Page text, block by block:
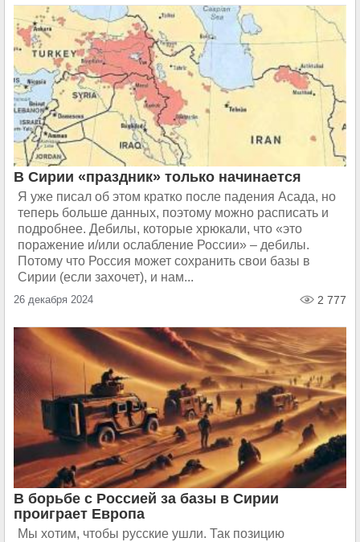
В Сирии «праздник» только начинается
Я уже писал об этом кратко после падения Асада, но
теперь больше данных, поэтому можно расписать и
подробнее. Дебилы, которые хрюкали, что «это
поражение и/или ослабление России» – дебилы.
Потому что Россия может сохранить свои базы в
Сирии (если захочет), и нам...
26 декабря 2024 2 777
В борьбе с Россией за базы в Сирии
проиграет Европа
Мы хотим, чтобы русские ушли. Так позицию